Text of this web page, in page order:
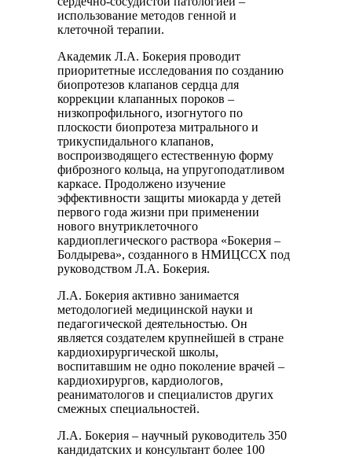
использование методов генной и
клеточной терапии.
Академик Л.А. Бокерия проводит
приоритетные исследования по созданию
биопротезов клапанов сердца для
коррекции клапанных пороков –
низкопрофильного, изогнутого по
плоскости биопротеза митрального и
трикуспидального клапанов,
воспроизводящего естественную форму
фиброзного кольца, на упругоподатливом
каркасе. Продолжено изучение
эффективности защиты миокарда у детей
первого года жизни при применении
нового внутриклеточного
кардиоплегического раствора «Бокерия –
Болдырева», созданного в НМИЦССХ под
руководством Л.А. Бокерия.
Л.А. Бокерия активно занимается
методологией медицинской науки и
педагогической деятельностью. Он
является создателем крупнейшей в стране
кардиохирургической школы,
воспитавшим не одно поколение врачей –
кардиохирургов, кардиологов,
реаниматологов и специалистов других
смежных специальностей.
Л.А. Бокерия – научный руководитель 350
кандидатских и консультант более 100